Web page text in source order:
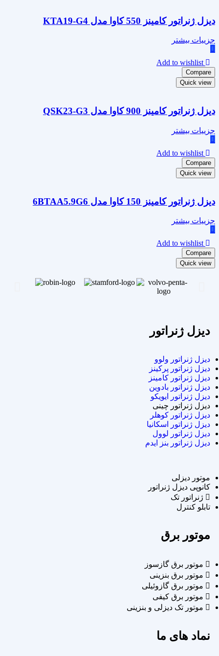
دیزل ژنراتور کامینز 550 کاوا مدل KTA19-G4
جزییات بیشتر
Add to wishlist
Compare
Quick view
دیزل ژنراتور کامینز 900 کاوا مدل QSK23-G3
جزییات بیشتر
Add to wishlist
Compare
Quick view
دیزل ژنراتور کامینز 150 کاوا مدل 6BTAA5.9G6
جزییات بیشتر
Add to wishlist
Compare
Quick view
دیزل ژنراتور
دیزل ژنراتور ولوو
دیزل ژنراتور پرکینز
دیزل ژنراتور کامینز
دیزل ژنراتور بادوین
دیزل ژنراتور ایویکو
دیزل ژنراتور چینی
دیزل ژنراتور کوهلر
دیزل ژنراتور اسکانیا
دیزل ژنراتور لوول
دیزل ژنراتور بنز ایدم
موتور دیزلی
کانوپی دیزل ژنراتور
ژنراتور تک
تابلو کنترل
موتور برق
موتور برق گازسوز
موتور برق بنزینی
موتور برق گازوئیلی
موتور برق کیفی
موتور تک دیزلی و بنزینی
نماد های ما